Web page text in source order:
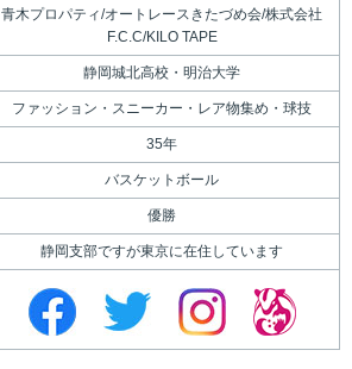
青木プロパティ/オートレースきたづめ会/株式会社
F.C.C/KILO TAPE
静岡城北高校・明治大学
ファッション・スニーカー・レア物集め・球技
35年
バスケットボール
優勝
静岡支部ですが東京に在住しています